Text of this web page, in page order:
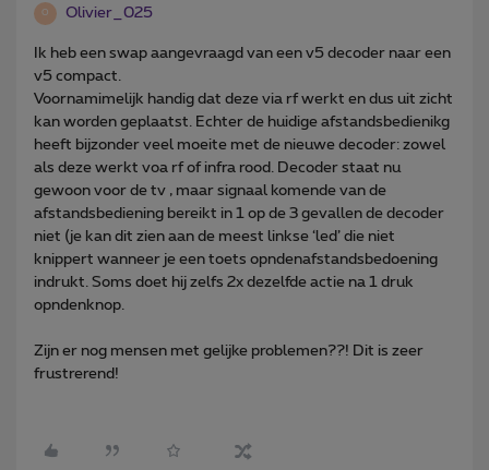
O Olivier_025
Ik heb een swap aangevraagd van een v5 decoder naar een
v5 compact.
Voornamimelijk handig dat deze via rf werkt en dus uit zicht
kan worden geplaatst. Echter de huidige afstandsbedienikg
heeft bijzonder veel moeite met de nieuwe decoder: zowel
als deze werkt voa rf of infra rood. Decoder staat nu
gewoon voor de tv , maar signaal komende van de
afstandsbediening bereikt in 1 op de 3 gevallen de decoder
niet (je kan dit zien aan de meest linkse ‘led’ die niet
knippert wanneer je een toets opndenafstandsbedoening
indrukt. Soms doet hij zelfs 2x dezelfde actie na 1 druk
opndenknop.
Zijn er nog mensen met gelijke problemen??! Dit is zeer
frustrerend!